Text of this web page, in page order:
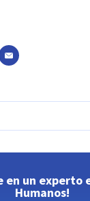
en un experto
Humanos!